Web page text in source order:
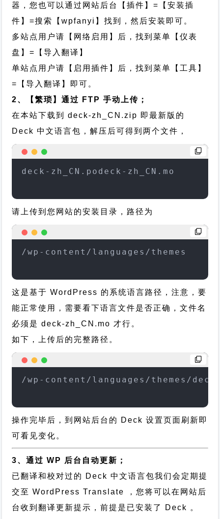
器，您也可以通过网站后台【插件】=【安装插
件】=搜索【wpfanyi】找到，然后安装即可。
多站点用户请【网络启用】后，找到菜单【仪表
盘】=【导入翻译】
单站点用户请【启用插件】后，找到菜单【工具】
=【导入翻译】即可。
2、【繁琐】通过 FTP 手动上传；
在本站下载到deck-zh_CN.zip 即最新版的
Deck 中文语言包，解压后可得到两个文件，
deck-zh_CN.podeck-zh_CN.mo
请上传到您网站的安装目录，路径为
/wp-content/languages/themes
这是基于 WordPress 的系统语言路径，注意，要
能正常使用，需要看下语言文件是否正确，文件名
必须是 deck-zh_CN.mo 才行。
如下，上传后的完整路径。
/wp-content/languages/themes/deck-
操作完毕后，到网站后台的 Deck 设置页面刷新即
可看见变化。
3、通过 WP 后台自动更新；
已翻译和校对过的 Deck 中文语言包我们会定期提
交至 WordPress Translate ，您将可以在网站后
台收到翻译更新提示，前提是已安装了 Deck 。